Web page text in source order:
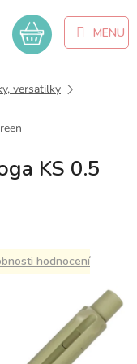
Nákupní
košík
versatilky
KS 0.5
hodnocení